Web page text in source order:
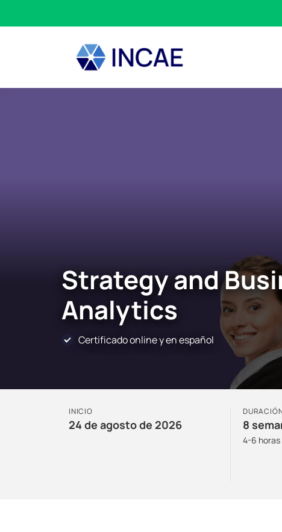
Strategy and
Analytics
Certificado online y en español
INICIO
24 de agosto de 2026 8
4-6 horas